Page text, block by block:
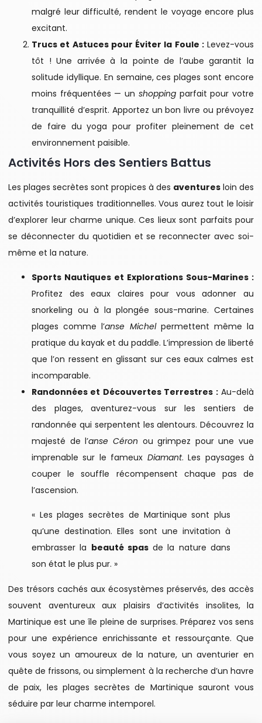
malgré leur difficulté, rendent le voyage encore plus
excitant.
Trucs et Astuces pour Éviter la Foule :Levez-vous
tôt ! Une arrivée à la pointe de l’aube garantit la
solitude idyllique. En semaine, ces plages sont encore
moins fréquentées — un shoppingparfait pour votre
tranquillité d’esprit. Apportez un bon livre ou prévoyez
de faire du yoga pour profiter pleinement de cet
environnement paisible.
Activités Hors des Sentiers Battus
Les plages secrètes sont propices à des aventures loin des
activités touristiques traditionnelles. Vous aurez tout le loisir
d’explorer leur charme unique. Ces lieux sont parfaits pour
se déconnecter du quotidien et se reconnecter avec soi-
même et la nature.
Sports Nautiques et Explorations Sous-Marines :
Profitez des eaux claires pour vous adonner au
snorkeling ou à la plongée sous-marine. Certaines
plages comme l’anse Michelpermettent même la
pratique du kayak et du paddle. L’impression de liberté
que l’on ressent en glissant sur ces eaux calmes est
incomparable.
Randonnées et Découvertes Terrestres :Au-delà
des plages, aventurez-vous sur les sentiers de
randonnée qui serpentent les alentours. Découvrez la
majesté de l’anse Céron ou grimpez pour une vue
imprenable sur le fameux Diamant. Les paysages à
couper le souffle récompensent chaque pas de
l’ascension.
« Les plages secrètes de Martinique sont plus
qu’une destination. Elles sont une invitation à
embrasser la beauté spasde la nature dans
son état le plus pur. »
Des trésors cachés aux écosystèmes préservés, des accès
souvent aventureux aux plaisirs d’activités insolites, la
Martinique est une île pleine de surprises. Préparez vos sens
pour une expérience enrichissante et ressourçante. Que
vous soyez un amoureux de la nature, un aventurier en
quête de frissons, ou simplement à la recherche d’un havre
de paix, les plages secrètes de Martinique sauront vous
séduire par leur charme intemporel.